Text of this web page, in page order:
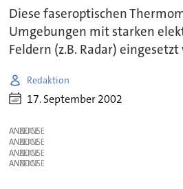
Diese faseroptischen
Umgebungen mit starken
Feldern (z.B. Radar)
Redaktion
17. September 2002
ANZEIGE
ANZEIGE
ANZEIGE
ANZEIGE